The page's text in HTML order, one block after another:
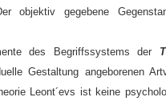
objektiv gegebene
des Begriffssystems der
Gestaltung angeborenen
Leont´evs ist keine